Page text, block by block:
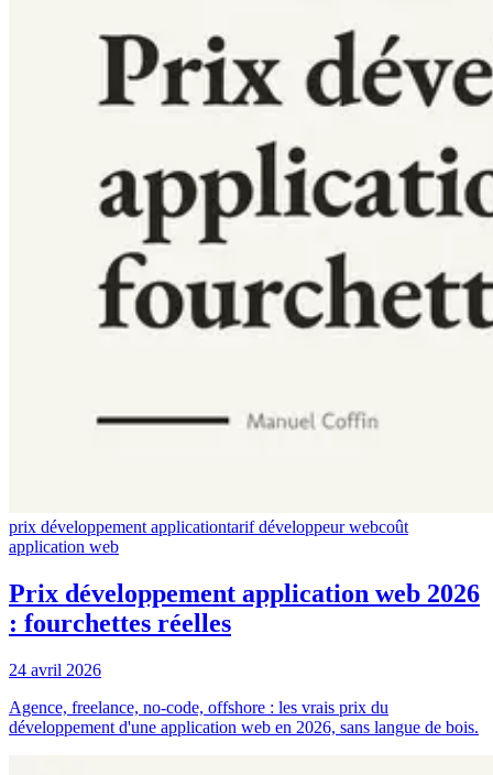
prix développement applicationtarif développeur webcoût
application web
Prix développement application web 2026
: fourchettes réelles
24 avril 2026
Agence, freelance, no-code, offshore : les vrais prix du
développement d'une application web en 2026, sans langue de bois.